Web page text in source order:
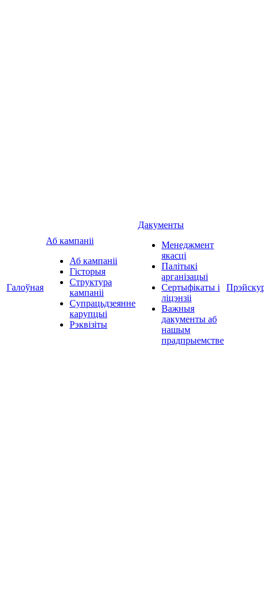
Галоўная
Аб кампаніі
Аб кампаніі
Гісторыя
Структура
кампаніі
Супрацьдзеянне
карупцыі
Рэквізіты
Дакументы
Менеджмент
якасці
Палітыкі
арганізацыі
Сертыфікаты і
ліцэнзіі
Важныя
дакументы аб
нашым
прадпрыемстве